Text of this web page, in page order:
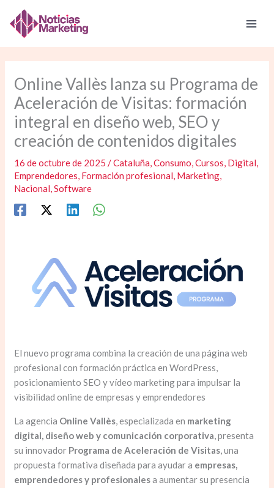
contenido
Online Vallès lanza su Programa de
Aceleración de Visitas: formación
integral en diseño web, SEO y
creación de contenidos digitales
16 de octubre de 2025/Cataluña,Consumo,Cursos, Digital,
Emprendedores, Formación profesional, Marketing,
Nacional,Software
El nuevo programa combina la creación de una página web
profesional con formación práctica en WordPress,
posicionamiento SEO y vídeo marketing para impulsar la
visibilidad online de empresas y emprendedores
La agencia Online Vallès, especializada en marketing
digital, diseño web y comunicación corporativa, presenta
su innovador Programa de Aceleración de Visitas, una
propuesta formativa diseñada para ayudar a empresas,
emprendedores y profesionalesa aumentar su presencia